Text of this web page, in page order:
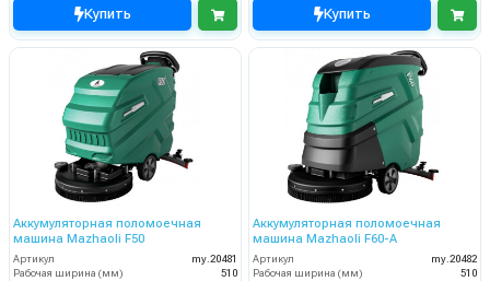
Купить Купить
Аккумуляторная поломоечная
машина Mazhaoli F50
Артикул
my.20481
Рабочая ширина (мм)
510
Аккумуляторная поломоечная
машина Mazhaoli F60-A
Артикул
my.20482
Рабочая ширина (мм)
510